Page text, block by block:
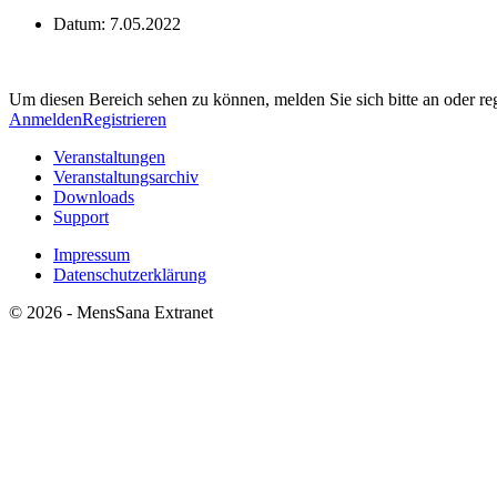
Datum: 7.05.2022
Um diesen Bereich sehen zu können, melden Sie sich bitte an oder
AnmeldenRegistrieren
Veranstaltungen
Veranstaltungsarchiv
Downloads
Support
Impressum
Datenschutzerklärung
© 2026 - MensSana Extranet